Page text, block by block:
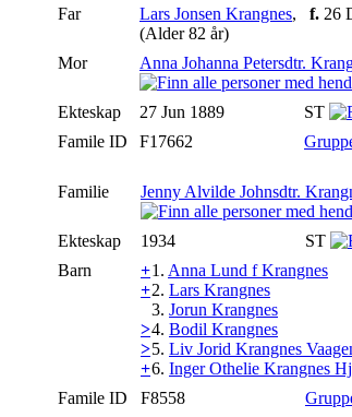
Far Lars Jonsen Krangnes, f. 26
(Alder 82 år)
Mor
Anna Johanna Petersdtr.
Ekteskap
27 Jun 1889 ST
Famile ID
F17662
Familie Jenny Alvilde Johnsdtr.
Ekteskap
1934 ST
Barn
+1. Anna Lund f Krangnes
+2. Lars Krangnes
3. Jorun Krangnes
>4. Bodil Krangnes
>5. Liv Jorid Krangnes
+6. Inger Othelie Krangnes
Famile ID
F8558